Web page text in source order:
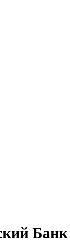
Банк